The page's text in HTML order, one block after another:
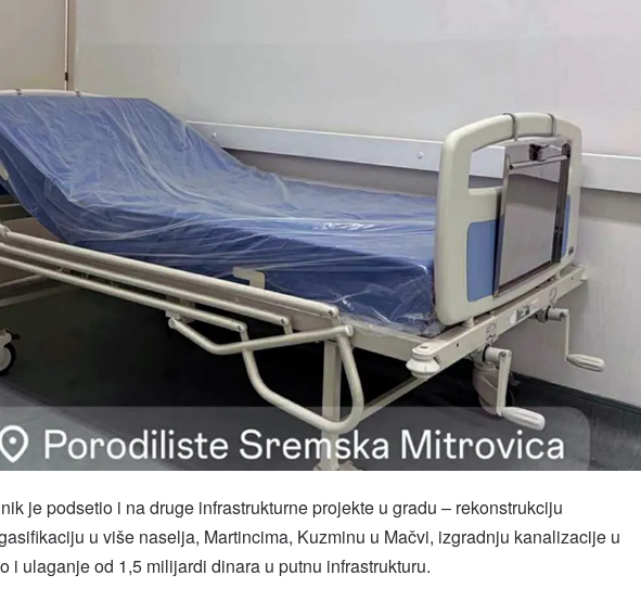
je podsetio i na druge infrastrukturne projekte u gradu – rekonstrukciju
u više naselja, Martincima, Kuzminu u Mačvi, izgradnju kanalizacije u
i ulaganje od 1,5 milijardi dinara u putnu infrastrukturu.